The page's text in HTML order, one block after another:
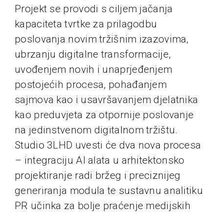
Projekt se provodi s ciljem jačanja
kapaciteta tvrtke za prilagodbu
poslovanja novim tržišnim izazovima,
ubrzanju digitalne transformacije,
uvođenjem novih i unaprjeđenjem
postojećih procesa, pohađanjem
sajmova kao i usavršavanjem djelatnika
kao preduvjeta za otpornije poslovanje
na jedinstvenom digitalnom tržištu.
Studio 3LHD uvesti će dva nova procesa
– integraciju AI alata u arhitektonsko
projektiranje radi bržeg i preciznijeg
generiranja modula te sustavnu analitiku
PR učinka za bolje praćenje medijskih